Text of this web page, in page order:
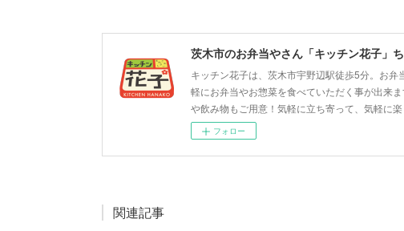
茨木市のお弁当やさん「キッチン花子」
キッチン花子は、茨木市宇野辺駅徒歩5分。お
軽にお弁当やお惣菜を食べていただく事が出来
や飲み物もご用意！気軽に立ち寄って、気軽に
フォロー
関連記事